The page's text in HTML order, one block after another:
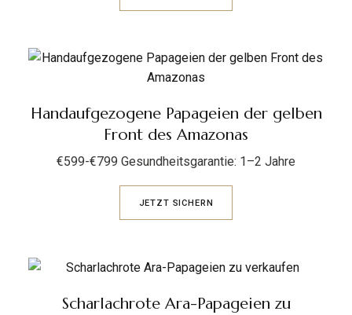
Handaufgezogene Papageien der gelben
Front des Amazonas
€599-€799 Gesundheitsgarantie: 1–2 Jahre
JETZT SICHERN
Scharlachrote Ara-Papageien zu